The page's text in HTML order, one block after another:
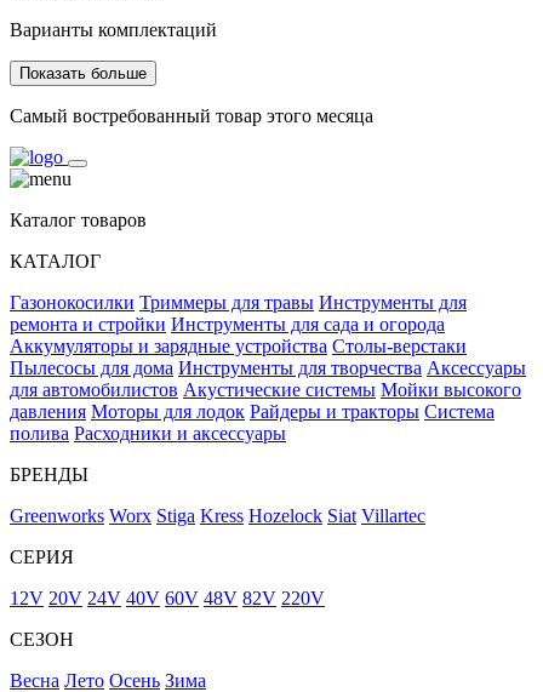
Варианты комплектаций
Показать больше
Самый востребованный товар этого месяца
Каталог товаров
КАТАЛОГ
Газонокосилки Триммеры для травы Инструменты для
ремонта и стройки Инструменты для сада и огорода
Аккумуляторы и зарядные устройства Столы-верстаки
Пылесосы для дома Инструменты для творчества Аксессуары
для автомобилистов Акустические системы Мойки высокого
давления Моторы для лодок Райдеры и тракторы Система
полива Расходники и аксессуары
БРЕНДЫ
Greenworks Worx Stiga Kress Hozelock Siat Villartec
СЕРИЯ
12V 20V 24V 40V 60V 48V 82V 220V
СЕЗОН
Весна Лето Осень Зима